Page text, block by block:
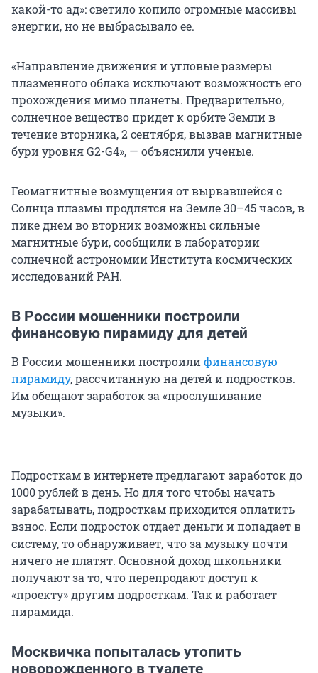
какой-то ад»: светило копило огромные массивы
энергии, но не выбрасывало ее.
«Направление движения и угловые размеры
плазменного облака исключают возможность его
прохождения мимо планеты. Предварительно,
солнечное вещество придет к орбите Земли в
течение вторника, 2 сентября, вызвав магнитные
бури уровня G2-G4», — объяснили ученые.
Геомагнитные возмущения от вырвавшейся с
Солнца плазмы продлятся на Земле 30–45 часов, в
пике днем во вторник возможны сильные
магнитные бури, сообщили в лаборатории
солнечной астрономии Института космических
исследований РАН.
В России мошенники построили
финансовую пирамиду для детей
В России мошенники построилифинансовую
пирамиду, рассчитанную на детей и подростков.
Им обещают заработок за «прослушивание
музыки».
Подросткам в интернете предлагают заработок до
1000 рублей в день. Но для того чтобы начать
зарабатывать, подросткам приходится оплатить
взнос. Если подросток отдает деньги и попадает в
систему, то обнаруживает, что за музыку почти
ничего не платят. Основной доход школьники
получают за то, что перепродают доступ к
«проекту» другим подросткам. Так и работает
пирамида.
Москвичка попыталась утопить
новорожденного в туалете